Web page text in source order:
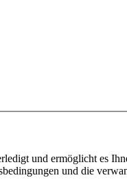
und ermöglicht es
und die